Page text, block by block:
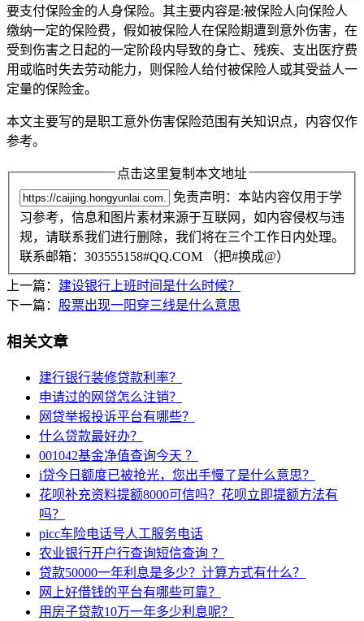
要支付保险金的人身保险。其主要内容是:被保险人向保险人
缴纳一定的保险费，假如被保险人在保险期遭到意外伤害，在
受到伤害之日起的一定阶段内导致的身亡、残疾、支出医疗费
用或临时失去劳动能力，则保险人给付被保险人或其受益人一
定量的保险金。
本文主要写的是职工意外伤害保险范围有关知识点，内容仅作
参考。
点击这里复制本文地址
免责声明：本站内容仅用于学
习参考，信息和图片素材来源于互联网，如内容侵权与违
规，请联系我们进行删除，我们将在三个工作日内处理。
联系邮箱：303555158#QQ.COM （把#换成@）
上一篇： 建设银行上班时间是什么时候？
下一篇： 股票出现一阳穿三线是什么意思
相关文章
建行银行装修贷款利率？
申请过的网贷怎么注销？
网贷举报投诉平台有哪些？
什么贷款最好办？
001042基金净值查询今天 ？
i贷今日额度已被抢光，您出手慢了是什么意思？
花呗补充资料提额8000可信吗？花呗立即提额方法有
吗？
picc车险电话号人工服务电话
农业银行开户行查询短信查询 ？
贷款50000一年利息是多少？计算方式有什么？
网上好借钱的平台有哪些可靠？
用房子贷款10万一年多少利息呢？